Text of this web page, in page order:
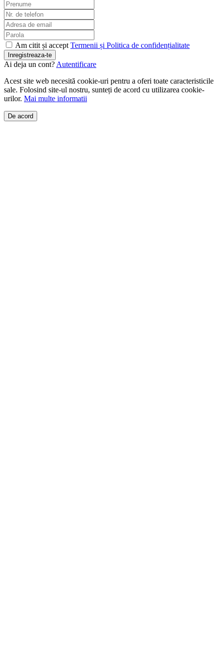
Am citit și accept Termenii și Politica de confidențialitate
Inregistreaza-te
Ai deja un cont? Autentificare
Acest site web necesită cookie-uri pentru a oferi toate caracteristicile
sale. Folosind site-ul nostru, sunteți de acord cu utilizarea cookie-
urilor. Mai multe informatii
De acord